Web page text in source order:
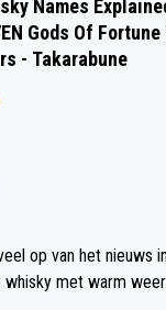
Names
Gods Of
- Takarabune
op van het nieuws
met warm